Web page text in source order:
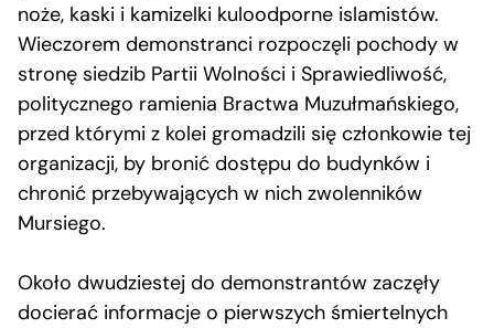
noże, kaski i kamizelki kuloodporne islamistów.
Wieczorem demonstranci rozpoczęli pochody w
stronę siedzib Partii Wolności i Sprawiedliwość,
politycznego ramienia Bractwa Muzułmańskiego,
przed którymi z kolei gromadzili się członkowie tej
organizacji, by bronić dostępu do budynków i
chronić przebywających w nich zwolenników
Mursiego.
Około dwudziestej do demonstrantów zaczęły
docierać informacje o pierwszych śmiertelnych